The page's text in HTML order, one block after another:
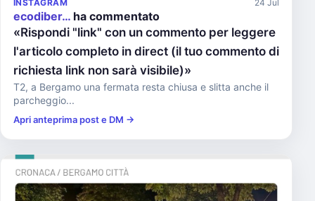
INSTAGRAM 24 Jul
ecodiber… ha commentato
«Rispondi "link" con un commento per leggere
l'articolo completo in direct (il tuo commento di
richiesta link non sarà visibile)»
T2, a Bergamo una fermata resta chiusa e slitta anche il
parcheggio...
Apri anteprima post e DM →